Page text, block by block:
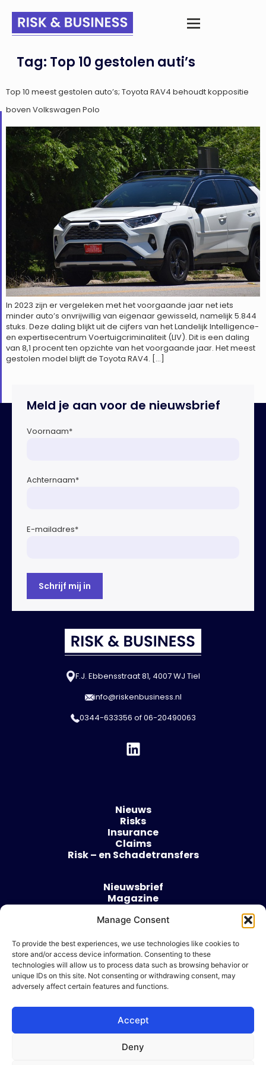
Manage Consent
To provide the best experiences, we use technologies like cookies to
store and/or access device information. Consenting to these
technologies will allow us to process data such as browsing behavior or
unique IDs on this site. Not consenting or withdrawing consent, may
adversely affect certain features and functions.
Accept
Deny
Tag: Top 10 gestolen auti’s
Top 10 meest gestolen auto’s; Toyota RAV4 behoudt koppositie
boven Volkswagen Polo
In 2023 zijn er vergeleken met het voorgaande jaar net iets
minder auto’s onvrijwillig van eigenaar gewisseld, namelijk 5.844
stuks. Deze daling blijkt uit de cijfers van het Landelijk Intelligence-
en expertisecentrum Voertuigcriminaliteit (LIV). Dit is een daling
van 8,1 procent ten opzichte van het voorgaande jaar. Het meest
gestolen model blijft de Toyota RAV4. […]
Meld je aan voor de nieuwsbrief
Voornaam*
Achternaam*
E-mailadres*
F.J. Ebbensstraat 81, 4007 WJ Tiel
info@riskenbusiness.nl
0344-633356 of06-20490063
Nieuws
Risks
Insurance
Claims
Risk – en Schadetransfers
Nieuwsbrief
Magazine
Over
Algemene voorwaarden
Cookie beleid
Ik wil adverteren